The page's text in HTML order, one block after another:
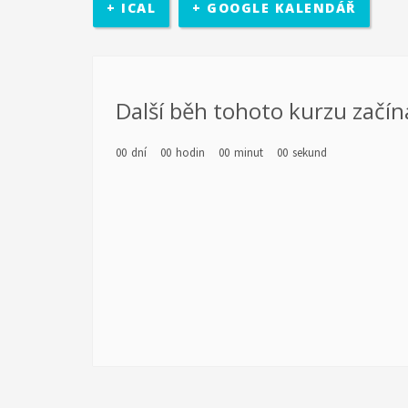
rozhodovací pravomocí. Účastníci se sejdou v třikrát
diagnostiky a poté jejich vlastní motivaci k rozvoji.
realizován školící kurz pro pracovníky s mládeží z
+ ICAL + GOOGLE KALENDÁŘ
Další běh tohoto kurzu
00 dní 00 hodin 00 minut 00 sekund